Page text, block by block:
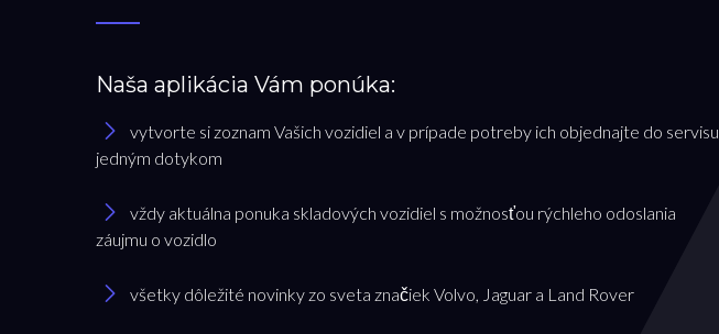
Naša aplikácia Vám ponúka:
vytvorte si zoznam Vašich vozidiel a v prípade potreby ich objednajte do servisu
jedným dotykom
vždy aktuálna ponuka skladových vozidiel s možnosťou rýchleho odoslania
záujmu o vozidlo
všetky dôležité novinky zo sveta značiek Volvo, Jaguar a Land Rover